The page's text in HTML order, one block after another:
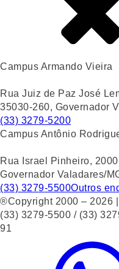
Campus Armando Vieira
Rua Juiz de Paz José
35030-260, Governador
(33) 3279-5200
Campus Antônio
Rua Israel Pinheiro,
Governador Valadares/
(33) 3279-5500Outros
®Copyright 2000 – 2026
(33) 3279-5500 / (33)
91